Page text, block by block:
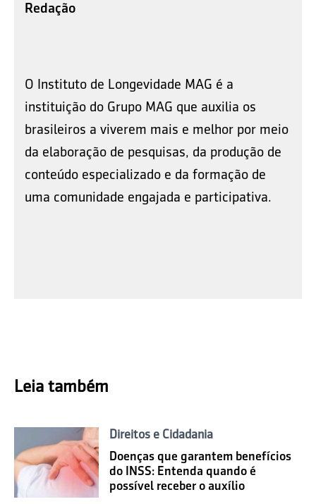
Redação
O Instituto de Longevidade MAG é a
instituição do Grupo MAG que auxilia os
brasileiros a viverem mais e melhor por meio
da elaboração de pesquisas, da produção de
conteúdo especializado e da formação de
uma comunidade engajada e participativa.
Leia também
Direitos e Cidadania
Doenças que garantem benefícios
do INSS: Entenda quando é
possível receber o auxílio